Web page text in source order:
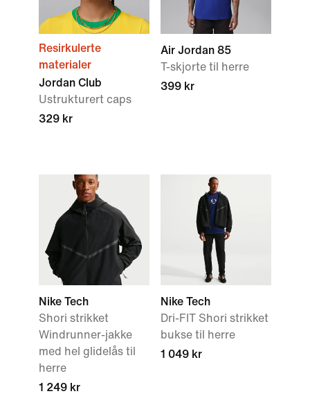
Resirkulerte
materialer
Jordan Club
Ustrukturert caps
329 kr
Air Jordan 85
T-skjorte til herre
399 kr
Nike Tech
Shori strikket
Windrunner-jakke
med hel glidelås til
herre
1 249 kr
Nike Tech
Dri-FIT Shori strikket
bukse til herre
1 049 kr